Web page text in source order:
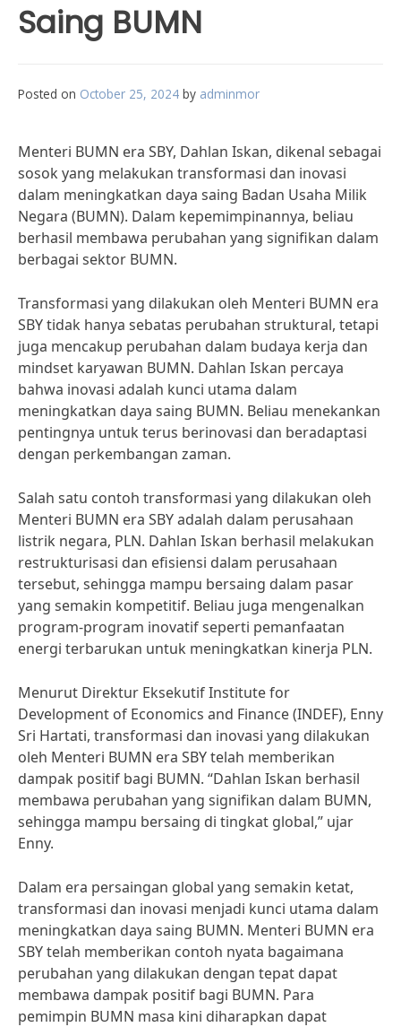
Saing BUMN
Posted on October 25, 2024 by adminmor
Menteri BUMN era SBY, Dahlan Iskan, dikenal sebagai
sosok yang melakukan transformasi dan inovasi
dalam meningkatkan daya saing Badan Usaha Milik
Negara (BUMN). Dalam kepemimpinannya, beliau
berhasil membawa perubahan yang signifikan dalam
berbagai sektor BUMN.
Transformasi yang dilakukan oleh Menteri BUMN era
SBY tidak hanya sebatas perubahan struktural, tetapi
juga mencakup perubahan dalam budaya kerja dan
mindset karyawan BUMN. Dahlan Iskan percaya
bahwa inovasi adalah kunci utama dalam
meningkatkan daya saing BUMN. Beliau menekankan
pentingnya untuk terus berinovasi dan beradaptasi
dengan perkembangan zaman.
Salah satu contoh transformasi yang dilakukan oleh
Menteri BUMN era SBY adalah dalam perusahaan
listrik negara, PLN. Dahlan Iskan berhasil melakukan
restrukturisasi dan efisiensi dalam perusahaan
tersebut, sehingga mampu bersaing dalam pasar
yang semakin kompetitif. Beliau juga mengenalkan
program-program inovatif seperti pemanfaatan
energi terbarukan untuk meningkatkan kinerja PLN.
Menurut Direktur Eksekutif Institute for
Development of Economics and Finance (INDEF), Enny
Sri Hartati, transformasi dan inovasi yang dilakukan
oleh Menteri BUMN era SBY telah memberikan
dampak positif bagi BUMN. “Dahlan Iskan berhasil
membawa perubahan yang signifikan dalam BUMN,
sehingga mampu bersaing di tingkat global,” ujar
Enny.
Dalam era persaingan global yang semakin ketat,
transformasi dan inovasi menjadi kunci utama dalam
meningkatkan daya saing BUMN. Menteri BUMN era
SBY telah memberikan contoh nyata bagaimana
perubahan yang dilakukan dengan tepat dapat
membawa dampak positif bagi BUMN. Para
pemimpin BUMN masa kini diharapkan dapat